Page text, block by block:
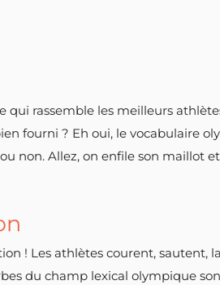
rassemble les meilleurs
fourni ? Eh oui, le vocabulaire
non. Allez, on enfile son maillot
! Les athlètes courent,
du champ lexical olympique